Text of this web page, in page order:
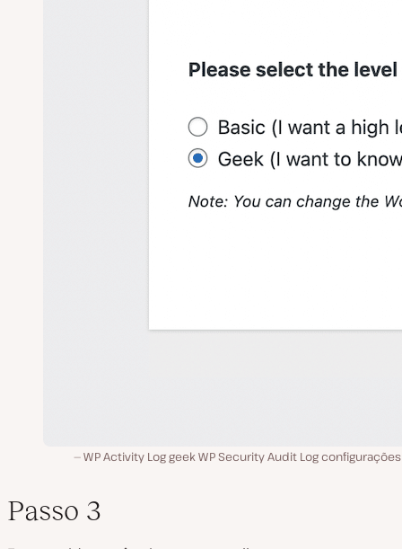
WP Activity Log geek WP Security Audit Log
Passo 3